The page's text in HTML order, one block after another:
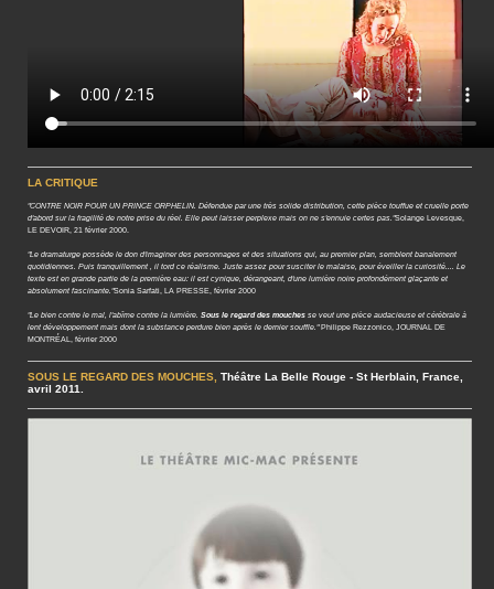
LA CRITIQUE
"CONTRE NOIR POUR UN PRINCE ORPHELIN. Défendue par une très solide distribution, cette pièce touffue et cruelle porte
d'abord sur la fragilité de notre prise du réel. Elle peut laisser perplexe mais on ne s'ennuie certes pas."Solange Levesque,
LE DEVOIR, 21 février 2000.
"Le dramaturge possède le don d'imaginer des personnages et des situations qui, au premier plan, semblent banalement
quotidiennes. Puis tranquillement , il tord ce réalisme. Juste assez pour susciter le malaise, pour éveiller la curiosité.... Le
texte est en grande partie de la première eau: il est cynique, dérangeant, d'une lumière noire profondément glaçante et
absolument fascinante."Sonia Sarfati, LA PRESSE, février 2000
"Le bien contre le mal, l'abîme contre la lumière. Sous le regard des mouches se veut une pièce audacieuse et cérébrale à
lent développement mais dont la substance perdure bien après le dernier souffle."Philippe Rezzonico, JOURNAL DE
MONTRÉAL, février 2000
SOUS LE REGARD DES MOUCHES, Théâtre La Belle Rouge - St Herblain, France,
avril 2011.